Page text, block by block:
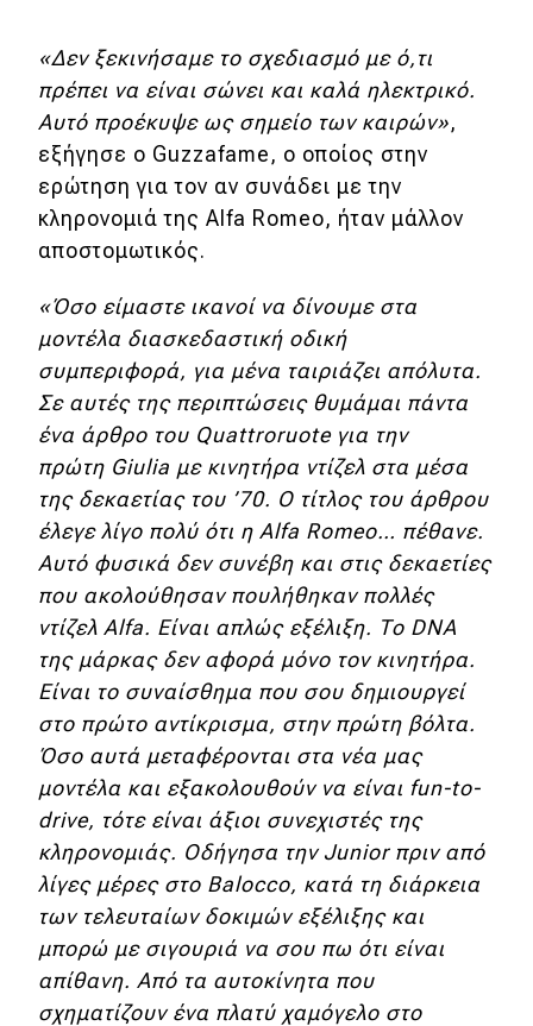
«Δεν ξεκινήσαμε το σχεδιασμό με ό,τι
πρέπει να είναι σώνει και καλά ηλεκτρικό.
Αυτό προέκυψε ως σημείο των καιρών»,
εξήγησε ο Guzzafame, ο οποίος στην
ερώτηση για τον αν συνάδει με την
κληρονομιά της Alfa Romeo, ήταν μάλλον
αποστομωτικός.
«Όσο είμαστε ικανοί να δίνουμε στα
μοντέλα διασκεδαστική οδική
συμπεριφορά, για μένα ταιριάζει απόλυτα.
Σε αυτές της περιπτώσεις θυμάμαι πάντα
ένα άρθρο του Quattroruote για την
πρώτη Giulia με κινητήρα ντίζελ στα μέσα
της δεκαετίας του ’70. Ο τίτλος του άρθρου
έλεγε λίγο πολύ ότι η Alfa Romeo… πέθανε.
Αυτό φυσικά δεν συνέβη και στις δεκαετίες
που ακολούθησαν πουλήθηκαν πολλές
ντίζελ Alfa. Είναι απλώς εξέλιξη. Το DNA
της μάρκας δεν αφορά μόνο τον κινητήρα.
Είναι το συναίσθημα που σου δημιουργεί
στο πρώτο αντίκρισμα, στην πρώτη βόλτα.
Όσο αυτά μεταφέρονται στα νέα μας
μοντέλα και εξακολουθούν να είναι fun-to-
drive, τότε είναι άξιοι συνεχιστές της
κληρονομιάς. Οδήγησα την Junior πριν από
λίγες μέρες στο Balocco, κατά τη διάρκεια
των τελευταίων δοκιμών εξέλιξης και
μπορώ με σιγουριά να σου πω ότι είναι
απίθανη. Από τα αυτοκίνητα που
σχηματίζουν ένα πλατύ χαμόγελο στο